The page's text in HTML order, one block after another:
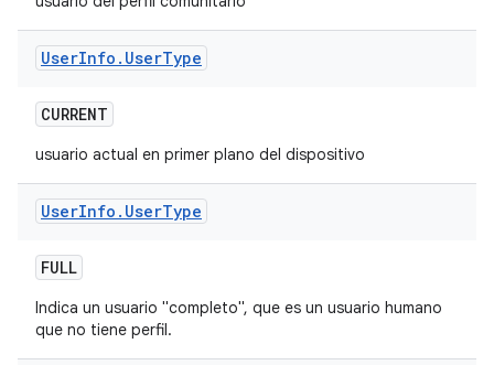
UserInfo . UserType
CURRENT
usuario actual en primer plano del dispositivo
UserInfo . UserType
FULL
Indica un usuario "completo", que es un usuario humano
que no tiene perfil.